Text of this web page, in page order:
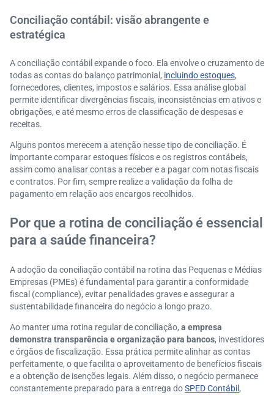
Conciliação contábil: visão abrangente e
estratégica
A conciliação contábil expande o foco. Ela envolve o cruzamento de
todas as contas do balanço patrimonial, incluindo estoques,
fornecedores, clientes, impostos e salários. Essa análise global
permite identificar divergências fiscais, inconsistências em ativos e
obrigações, e até mesmo erros de classificação de despesas e
receitas.
Alguns pontos merecem a atenção nesse tipo de conciliação. É
importante comparar estoques físicos e os registros contábeis,
assim como analisar contas a receber e a pagar com notas fiscais
e contratos. Por fim, sempre realize a validação da folha de
pagamento em relação aos encargos recolhidos.
Por que a rotina de conciliação é essencial
para a saúde financeira?
A adoção da conciliação contábil na rotina das Pequenas e Médias
Empresas (PMEs) é fundamental para garantir a conformidade
fiscal (compliance), evitar penalidades graves e assegurar a
sustentabilidade financeira do negócio a longo prazo.
Ao manter uma rotina regular de conciliação, a empresa
demonstra transparência e organização para bancos, investidores
e órgãos de fiscalização. Essa prática permite alinhar as contas
perfeitamente, o que facilita o aproveitamento de benefícios fiscais
e a obtenção de isenções legais. Além disso, o negócio permanece
constantemente preparado para a entrega doSPED Contábil ,